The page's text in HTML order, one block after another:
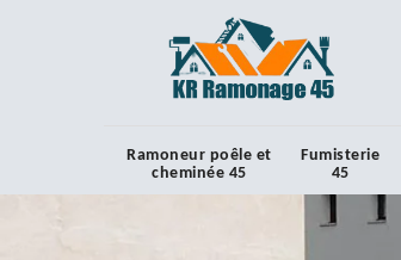
Ramoneur poêle et
cheminée 45
Fumisterie
45